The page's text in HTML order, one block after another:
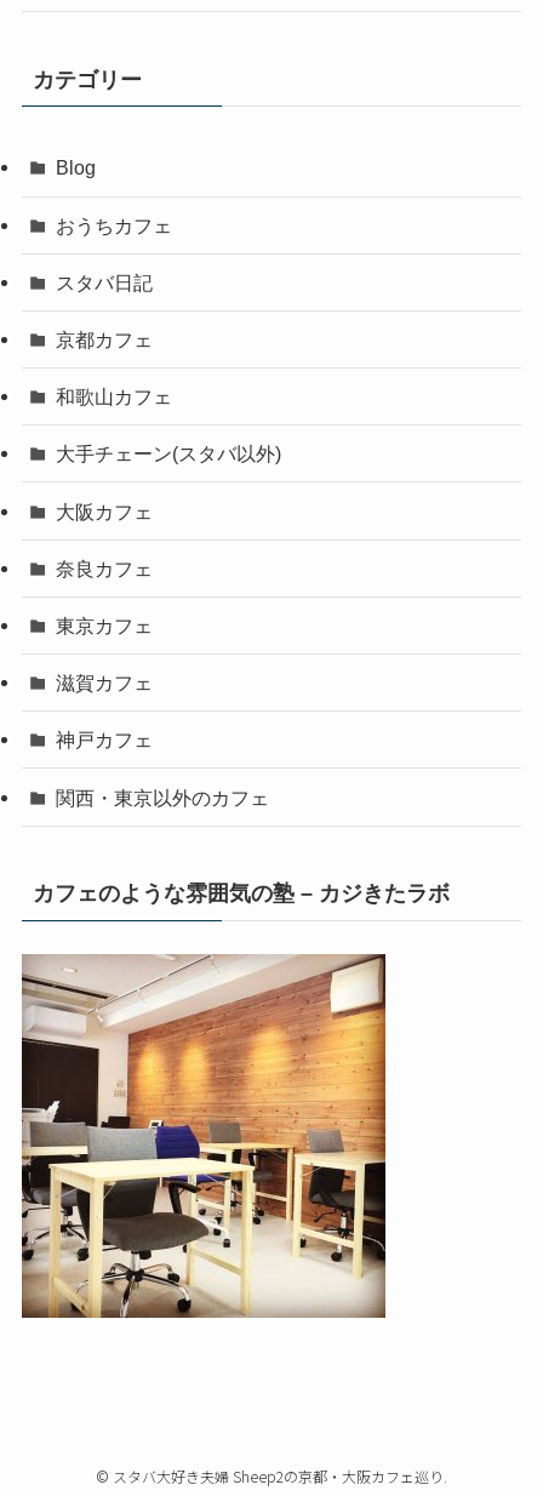
カテゴリー
Blog
おうちカフェ
スタバ日記
京都カフェ
和歌山カフェ
大手チェーン(スタバ以外)
大阪カフェ
奈良カフェ
東京カフェ
滋賀カフェ
神戸カフェ
関西・東京以外のカフェ
カフェのような雰囲気の塾 – カジきたラボ
© スタバ大好き夫婦 Sheep2の京都・大阪カフェ巡り.